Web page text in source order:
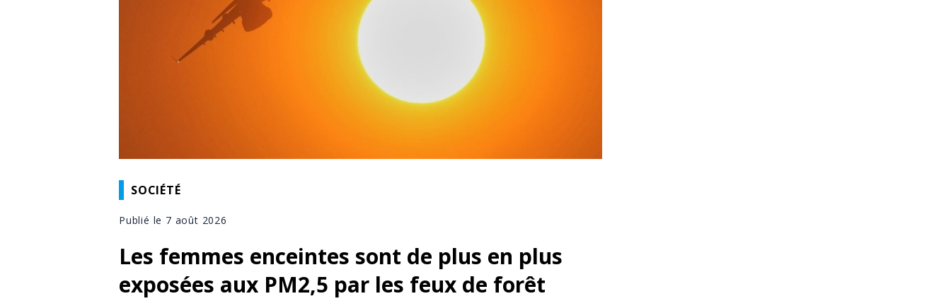
SOCIÉTÉ
Publié le 7 août 2026
Les femmes enceintes sont de plus en plus
exposées aux PM2,5 par les feux de forêt